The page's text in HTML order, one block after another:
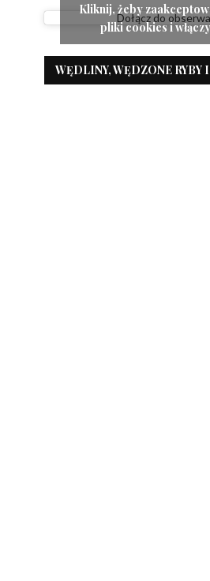
Dołącz do
Kliknij, żeby
pliki cookies i
WĘDLINY, WĘDZONE RYBY